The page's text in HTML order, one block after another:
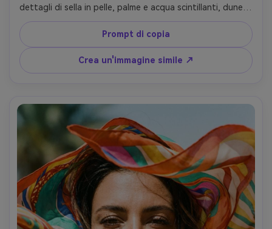
dettagli di sella in pelle, palme e acqua scintillanti, dune di
sabbia dorata, luce del tardo pomeriggio, girato su
Canon EOS R6, 70mm, composizione bilanciata regola dei
terzi, trame ultra-realistiche, atmosfera cinematografica
avventura- -ar 4:5
Prompt di copia
Crea un'immagine simile ↗